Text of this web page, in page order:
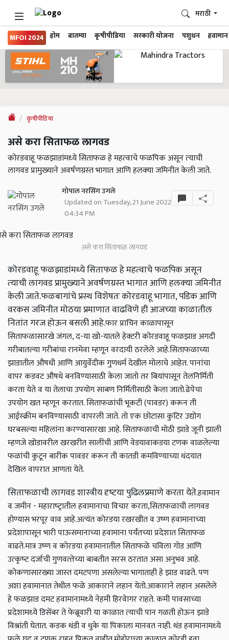
MFOI 2024 होम बातम्या कृषीपीडिया सरकारी योजना पशुधन हवामान
मराठी
कृषीपीडिया
असे करा सिताफळ लागवड
कोरडवाहू फळझाडांमध्‍ये सिताफळ हे महत्‍वाचे फळपिक असून त्‍याची
लागवड प्रामुख्‍याने अवर्षणग्रस्‍त भागात आणि हलक्‍या जमिनीत केली जाते.
गोपाल नरसिंग उगले
Updated on Tuesday, 21 June 2022
04:34 PM
असे करा सिताफळ लागवड
कोरडवाहू फळझाडांमध्‍ये सिताफळ हे महत्‍वाचे फळपिक असून
त्‍याची लागवड प्रामुख्‍याने अवर्षणग्रस्‍त भागात आणि हलक्‍या जमिनीत
केली जाते.फळबागांचे प्रस्‍थ विशेषतः कोरडवाहू भागात, पडिक आणि
वरकस जमिनीत मोठया प्रमाणात वाढविणे ही आजच्‍या काळातील
नितांत गरज होऊन बसली आहे.फार प्राचिन काळापासून
सिताफळासारखे जंगल, द-या खो-यातले हेक्‍टरी कोरडवाहू फळझाड अगदी
गरीबातल्‍या गरीबांचा रानमेवा म्‍हणून वरदायी ठरलेले आहे.सिताफळाच्‍या
झाडातील औषधी आणि आयुर्वेदीक गुणधर्म देखील मोलाचे आहेत. पानांचा
वापर कडवट औषधे बनविण्‍यासाठी केला जातो तर बियांपासून तेलनिर्मिती
करता येते व या तेलाचा उपयोग साबण निर्मितीसाठी केला जातो.ढेपेचा
उपयोग खत म्‍हणून करतात. सिताफळांची भूकटी (पावडर) करून ती
आईस्‍क्रीम बनविण्‍यासाठी वापरली जाते. तो एक छोटासा कुटिर उद्योग
घरबसल्‍या महिलांना करण्‍यासारखा आहे. सिताफळाची मोठी झाडे जूनी झाली
म्‍हणजे खोडावरील खरखरीत सालींची आणि वेडयावाकडया टणक वाळलेल्‍या
फळांची कुटून बारीक पावडर करून ती कातडी कमविण्‍याच्‍या धंदयात
देखिल वापरात आणता येते.
सिताफळाची लागवड शास्‍त्रीय दृष्‍टया पुढिलप्रमाणे करता येते.हवामान
व जमीन - महाराष्‍ट्रातील हवामानाचा विचार करता,सिताफळाची लागवड
होण्‍यास भरपूर वाव आहे.अत्‍यंत कोरडया रखरखीत व उष्‍ण हवामानाच्‍या
प्रदेशापासून भारी पाऊसमानाच्‍या हवामाना पर्यंतच्‍या प्रदेशात सिताफळ
वाढते.मात्र उष्‍ण व कोरडया हवामानातील सिताफळे चविला गोड आणि
उत्‍कृष्‍ट दर्जाची गुणवत्‍तेच्‍या बाबतीत सरस ठरतात असा अनुभव आहे.
कोकणासारख्‍या जास्‍त दमटपणा असलेल्‍या भागाताही हे झाड वाढते. पण
अशा हवामानात तेथील फळे आकाराने लहान येतो.आकाराने लहान असलेले
हे फळझाड दमट हवामानामध्‍ये नेहमी हिरवेागर राहते. कमी पावसाच्‍या
प्रदेशामध्‍ये डिसेंबर ते फेब्रूवारी या काळात त्‍याची पान गळती होऊन झाडे
विश्रांती घेतात. कडक थंडी व धुके या पिकाला मानवत नाही. थंड हवामानामध्‍ये